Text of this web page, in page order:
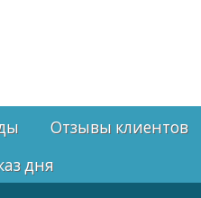
Отзывы клиентов
дня